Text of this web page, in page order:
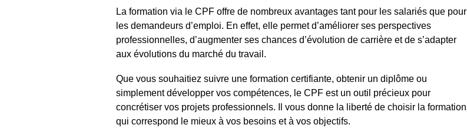
La formation via le CPF offre de nombreux avantages tant pour les salariés que pour
les demandeurs d’emploi. En effet, elle permet d’améliorer ses perspectives
professionnelles, d’augmenter ses chances d’évolution de carrière et de s’adapter
aux évolutions du marché du travail.
Que vous souhaitiez suivre une formation certifiante, obtenir un diplôme ou
simplement développer vos compétences, le CPF est un outil précieux pour
concrétiser vos projets professionnels. Il vous donne la liberté de choisir la formation
qui correspond le mieux à vos besoins et à vos objectifs.